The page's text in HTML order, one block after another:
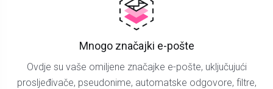
Mnogo značajki e-pošte
Ovdje su vaše omiljene značajke e-pošte, uključujući
prosljeđivače, pseudonime, automatske odgovore, filtre,